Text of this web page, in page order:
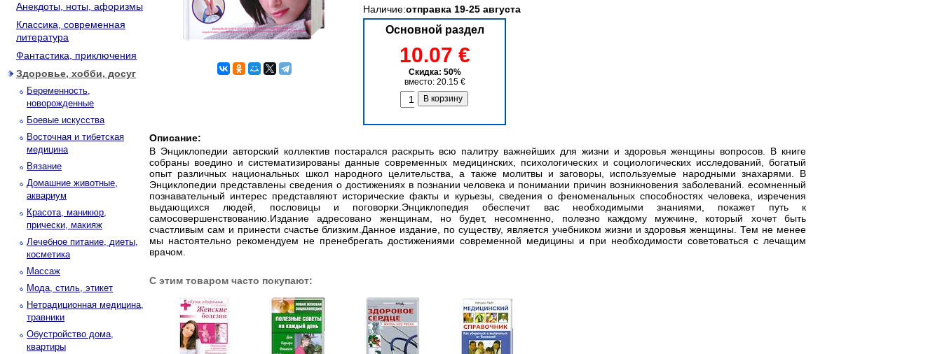
Анекдоты, ноты, афоризмы
Классика, современная
литература
Фантастика, приключения
Здоровье, хобби, досуг
Беременность,
новорожденные
Боевые искусства
Восточная и тибетская
медицина
Вязание
Домашние животные,
аквариум
Красота, маникюр,
прически, макияж
Лечебное питание, диеты,
косметика
Массаж
Мода, стиль, этикет
Нетрадиционная медицина,
травники
Обустройство дома,
квартиры
Наличие:отправка 19-25 августа
Основной раздел
10.07 €
Скидка: 50%
вместо: 20.15 €
Описание:
В Энциклопедии авторский коллектив постарался раскрыть всю палитру важнейших для жизни и здоровья женщины вопросов. В книге
собраны воедино и систематизированы данные современных медицинских, психологических и социологических исследований, богатый
опыт различных национальных школ народного целительства, а также молитвы и заговоры, используемые народными знахарями. В
Энциклопедии представлены сведения о достижениях в познании человека и понимании причин возникновения заболеваний. есомненный
познавательный интерес представляют исторические факты и курьезы, сведения о феноменальных способностях человека, изречения
выдающихся людей, пословицы и поговорки.Энциклопедия обеспечит вас необходимыми знаниями, покажет путь к
самосовершенствованию.Издание адресовано женщинам, но будет, несомненно, полезно каждому мужчине, который хочет быть
счастливым сам и принести счастье близким.Данное издание, по существу, является учебником жизни и здоровья женщины. Тем не менее
мы настоятельно рекомендуем не пренебрегать достижениями современной медицины и при необходимости советоваться с лечащим
врачом.
С этим товаром часто покупают: